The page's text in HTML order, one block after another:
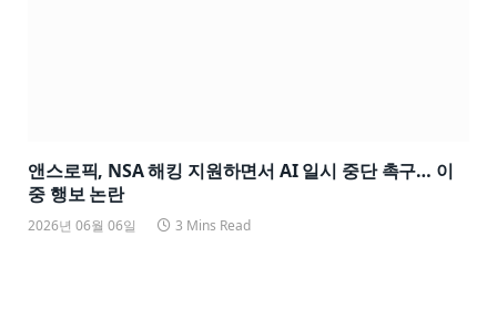
앤스로픽, NSA 해킹 지원하면서 AI 일시 중단 촉구… 이
중 행보 논란
2026년 06월 06일 3 Mins Read